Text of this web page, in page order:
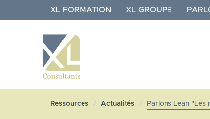
au
XL FORMATION XL GROUPE
NAVIGATION
XL
Ressources Actualités Parlons Lean "Les